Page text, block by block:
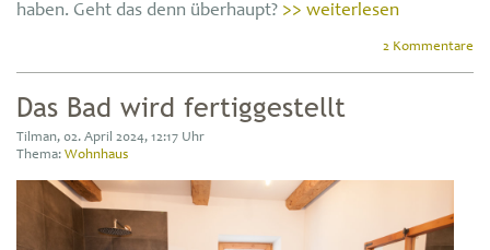
haben. Geht das denn überhaupt? >> weiterlesen
2 Kommentare
Das Bad wird fertiggestellt
Tilman, 02. April 2024, 12:17 Uhr
Thema: Wohnhaus